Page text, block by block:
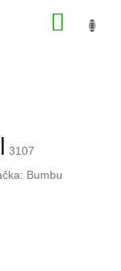
3107
Bumbu